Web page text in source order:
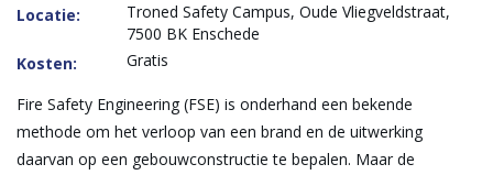
Locatie:
Troned Safety Campus, Oude Vliegveldstraat,
7500 BK Enschede
Kosten:
Gratis
Fire Safety Engineering (FSE) is onderhand een bekende
methode om het verloop van een brand en de uitwerking
daarvan op een gebouwconstructie te bepalen. Maar de